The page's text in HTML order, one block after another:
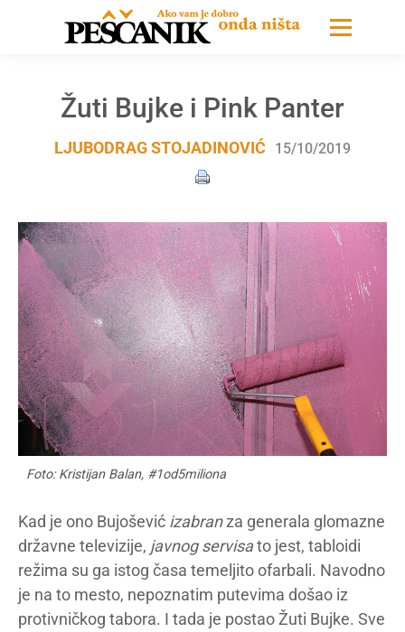
Žuti Bujke i Pink Panter
LJUBODRAG STOJADINOVIĆ 15/10/2019
Foto: Kristijan Balan, #1od5miliona
Kad je ono Bujošević izabranza generala glomazne
državne televizije, javnog servisato jest, tabloidi
režima su ga istog časa temeljito ofarbali. Navodno
je na to mesto, nepoznatim putevima došao iz
protivničkog tabora. I tada je postao Žuti Bujke. Sve